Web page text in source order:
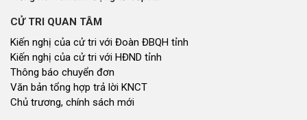
CỬ TRI QUAN TÂM
Kiến nghị của cử tri với Đoàn ĐBQH tỉnh
Kiến nghị của cử tri với HĐND tỉnh
Thông báo chuyển đơn
Văn bản tổng hợp trả lời KNCT
Chủ trương, chính sách mới